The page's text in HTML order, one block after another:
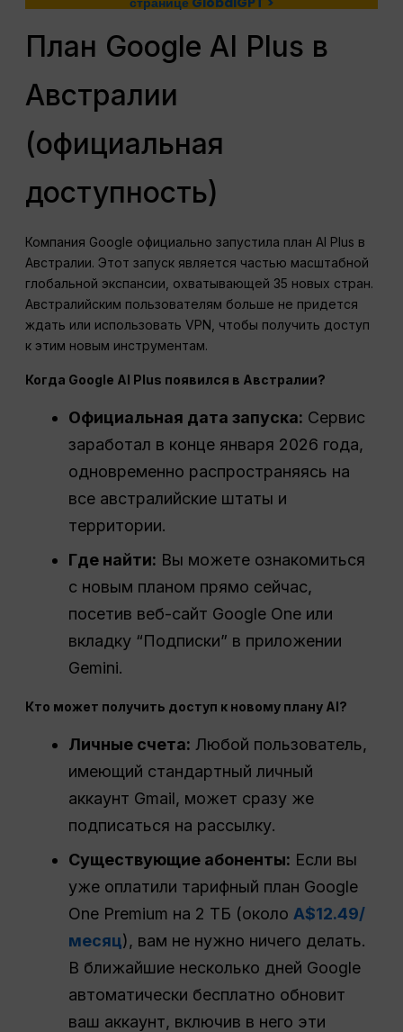
План Google AI Plus в
Австралии
(официальная
доступность)
Компания Google официально запустила план AI Plus в
Австралии. Этот запуск является частью масштабной
глобальной экспансии, охватывающей 35 новых стран.
Австралийским пользователям больше не придется
ждать или использовать VPN, чтобы получить доступ
к этим новым инструментам.
Когда Google AI Plus появился в Австралии?
Официальная дата запуска: Сервис
заработал в конце января 2026 года,
одновременно распространяясь на
все австралийские штаты и
территории.
Где найти: Вы можете ознакомиться
с новым планом прямо сейчас,
посетив веб-сайт Google One или
вкладку “Подписки” в приложении
Gemini.
Кто может получить доступ к новому плану AI?
Личные счета: Любой пользователь,
имеющий стандартный личный
аккаунт Gmail, может сразу же
подписаться на рассылку.
Существующие абоненты: Если вы
уже оплатили тарифный план Google
One Premium на 2 ТБ (около A$12.49/
месяц), вам не нужно ничего делать.
В ближайшие несколько дней Google
автоматически бесплатно обновит
ваш аккаунт, включив в него эти